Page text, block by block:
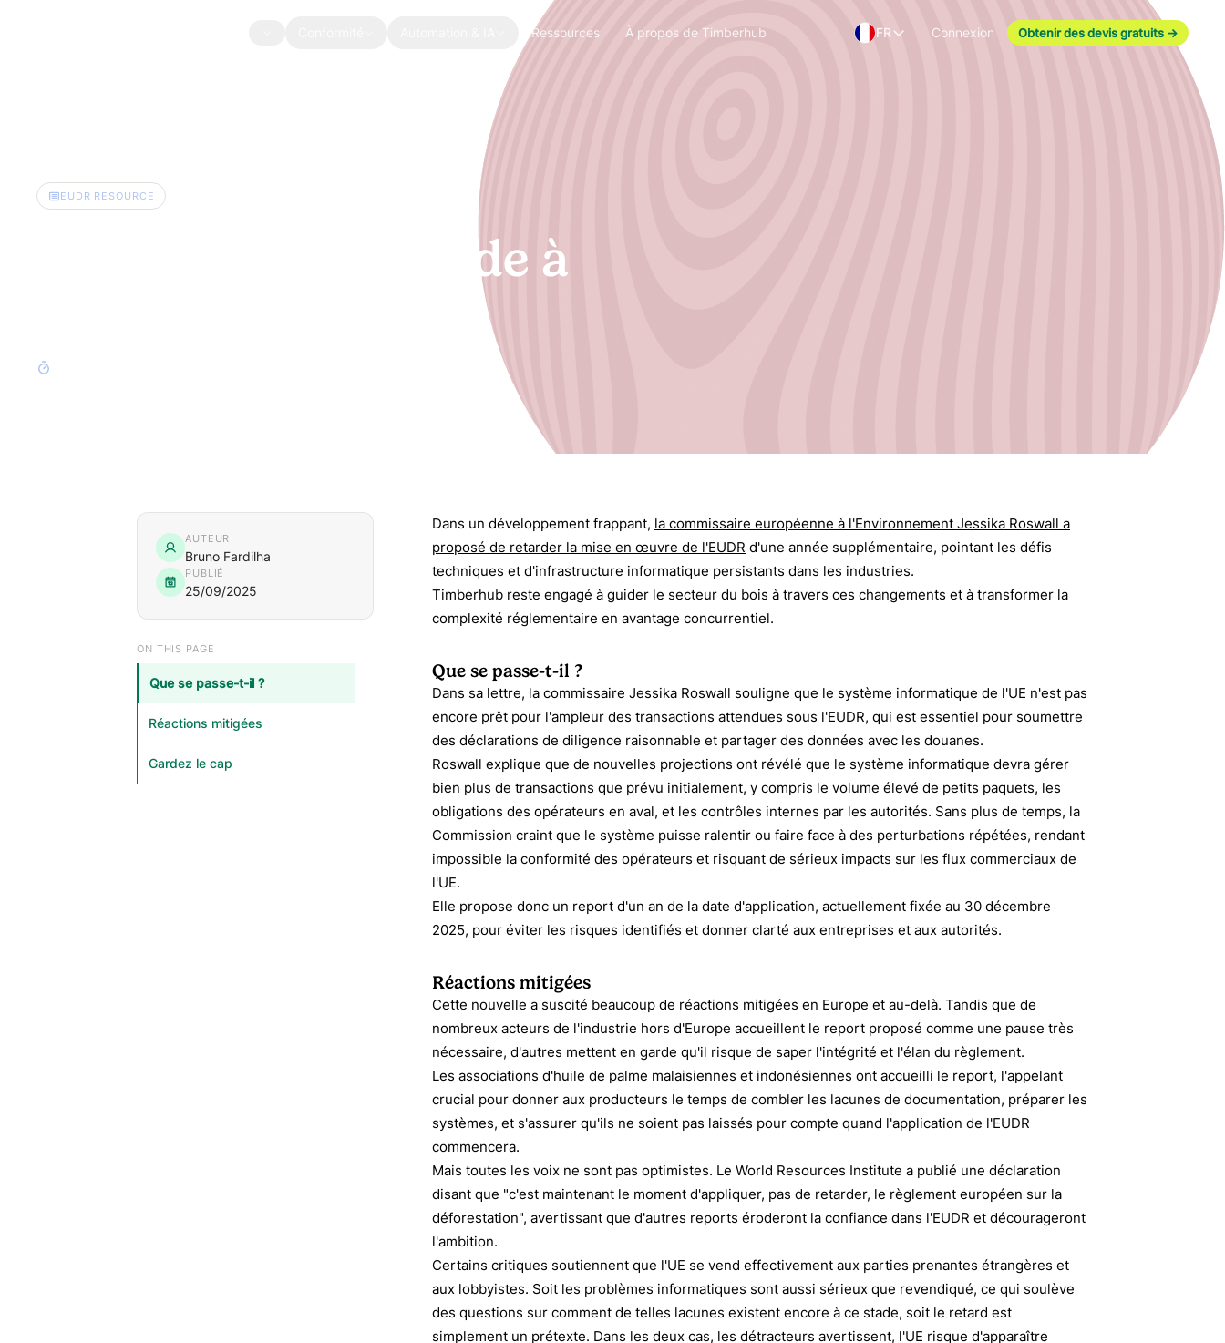
Ressources À propos de Timberhub FR Connexion Obtenir des devis gratuits→
EUDR RESOURCE
Timberhub vous aide à
AUTEUR
Bruno Fardilha
PUBLIÉ
25/09/2025
ON THIS PAGE
Que se passe-t-il ?
Réactions mitigées
Gardez le cap
Dans un développement frappant, la commissaire européenne à l'Environnement Jessika Roswall a
proposé de retarder la mise en œuvre de l'EUDR d'une année supplémentaire, pointant les défis
techniques et d'infrastructure informatique persistants dans les industries.
Timberhub reste engagé à guider le secteur du bois à travers ces changements et à transformer la
complexité réglementaire en avantage concurrentiel.
Que se passe-t-il ?
Dans sa lettre, la commissaire Jessika Roswall souligne que le système informatique de l'UE n'est pas
encore prêt pour l'ampleur des transactions attendues sous l'EUDR, qui est essentiel pour soumettre
des déclarations de diligence raisonnable et partager des données avec les douanes.
Roswall explique que de nouvelles projections ont révélé que le système informatique devra gérer
bien plus de transactions que prévu initialement, y compris le volume élevé de petits paquets, les
obligations des opérateurs en aval, et les contrôles internes par les autorités. Sans plus de temps, la
Commission craint que le système puisse ralentir ou faire face à des perturbations répétées, rendant
impossible la conformité des opérateurs et risquant de sérieux impacts sur les flux commerciaux de
l'UE.
Elle propose donc un report d'un an de la date d'application, actuellement fixée au 30 décembre
2025, pour éviter les risques identifiés et donner clarté aux entreprises et aux autorités.
Réactions mitigées
Cette nouvelle a suscité beaucoup de réactions mitigées en Europe et au-delà. Tandis que de
nombreux acteurs de l'industrie hors d'Europe accueillent le report proposé comme une pause très
nécessaire, d'autres mettent en garde qu'il risque de saper l'intégrité et l'élan du règlement.
Les associations d'huile de palme malaisiennes et indonésiennes ont accueilli le report, l'appelant
crucial pour donner aux producteurs le temps de combler les lacunes de documentation, préparer les
systèmes, et s'assurer qu'ils ne soient pas laissés pour compte quand l'application de l'EUDR
commencera.
Mais toutes les voix ne sont pas optimistes. Le World Resources Institute a publié une déclaration
disant que "c'est maintenant le moment d'appliquer, pas de retarder, le règlement européen sur la
déforestation", avertissant que d'autres reports éroderont la confiance dans l'EUDR et décourageront
l'ambition.
Certains critiques soutiennent que l'UE se vend effectivement aux parties prenantes étrangères et
aux lobbyistes. Soit les problèmes informatiques sont aussi sérieux que revendiqué, ce qui soulève
des questions sur comment de telles lacunes existent encore à ce stade, soit le retard est
simplement un prétexte. Dans les deux cas, les détracteurs avertissent, l'UE risque d'apparaître